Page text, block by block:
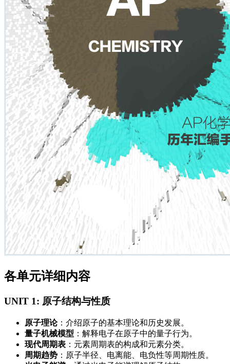
各单元详细内容
UNIT 1: 原子结构与性质
原子理论‌：介绍原子的基本理论和历史发展。
量子机械模型 ‌：解释电子在原子中的量子行为。
现代周期表 ‌：元素周期表的构成和元素分类。
周期趋势 ‌：原子半径、电离能、电负性等周期性质。